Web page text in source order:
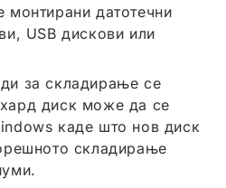
монтирани датотечни
USB дискови или
за складирање се
диск може да се
каде што нов диск
складирање